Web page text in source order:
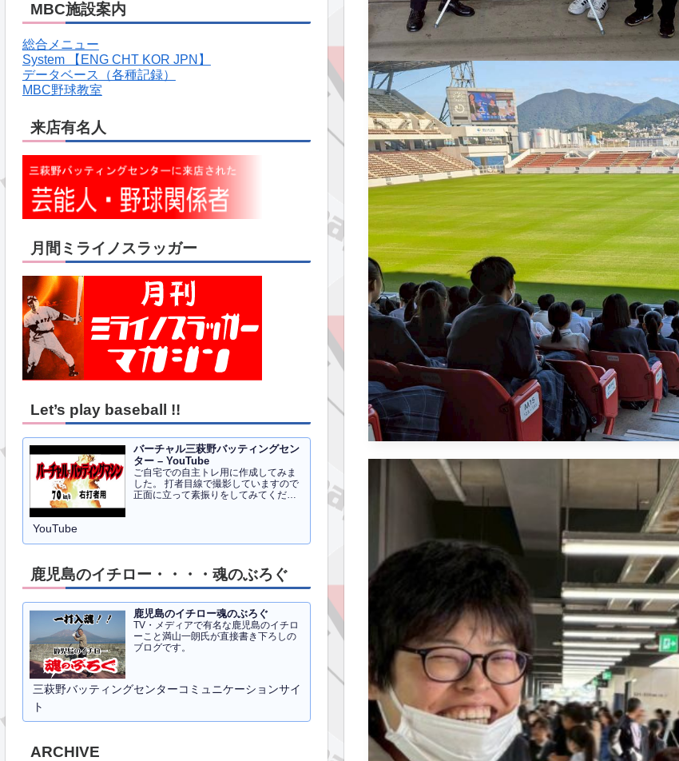
MBC施設案内
総合メニュー
System 【ENG CHT KOR JPN】
データベース（各種記録）
MBC野球教室
来店有名人
月間ミライノスラッガー
Let’s play baseball !!
バーチャル三萩野バッティングセン
ター – YouTube
ご自宅での自主トレ用に作成してみま
した。 打者目線で撮影していますので
正面に立って素振りをしてみてくださ
YouTube
鹿児島のイチロー・・・・魂のぶろぐ
鹿児島のイチロー魂のぶろぐ
TV・メディアで有名な鹿児島のイチロ
ーこと満山一朗氏が直接書き下ろしの
ブログです。
三萩野バッティングセンターコミュニケーションサイ
ト
ARCHIVE